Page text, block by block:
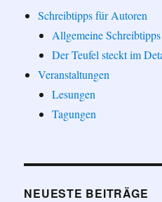
Schreibtipps für Autoren
Allgemeine Schreibtipps
Der Teufel steckt im
Veranstaltungen
Lesungen
Tagungen
NEUESTE BEITRÄGE